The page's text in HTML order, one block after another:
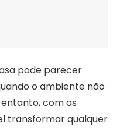
pode parecer
o ambiente não
com as
transformar qualquer